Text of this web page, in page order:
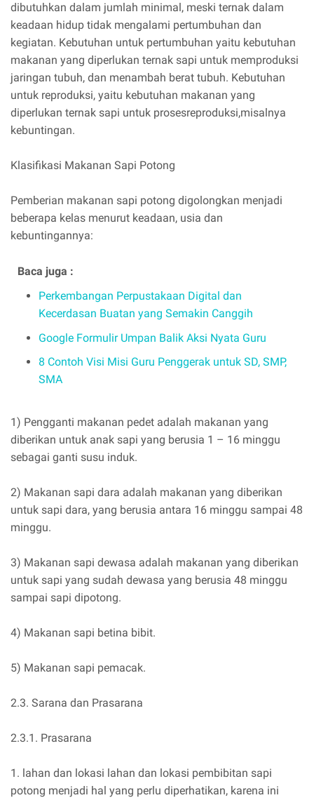
dibutuhkan dalam jumlah minimal, meski ternak dalam
keadaan hidup tidak mengalami pertumbuhan dan
kegiatan. Kebutuhan untuk pertumbuhan yaitu kebutuhan
makanan yang diperlukan ternak sapi untuk memproduksi
jaringan tubuh, dan menambah berat tubuh. Kebutuhan
untuk reproduksi, yaitu kebutuhan makanan yang
diperlukan ternak sapi untuk prosesreproduksi,misalnya
kebuntingan.
Klasifikasi Makanan Sapi Potong
Pemberian makanan sapi potong digolongkan menjadi
beberapa kelas menurut keadaan, usia dan
kebuntingannya:
Baca juga :
Perkembangan Perpustakaan Digital dan
Kecerdasan Buatan yang Semakin Canggih
Google Formulir Umpan Balik Aksi Nyata Guru
8 Contoh Visi Misi Guru Penggerak untuk SD, SMP,
SMA
1) Pengganti makanan pedet adalah makanan yang
diberikan untuk anak sapi yang berusia 1 – 16 minggu
sebagai ganti susu induk.
2) Makanan sapi dara adalah makanan yang diberikan
untuk sapi dara, yang berusia antara 16 minggu sampai 48
minggu.
3) Makanan sapi dewasa adalah makanan yang diberikan
untuk sapi yang sudah dewasa yang berusia 48 minggu
sampai sapi dipotong.
4) Makanan sapi betina bibit.
5) Makanan sapi pemacak.
2.3. Sarana dan Prasarana
2.3.1. Prasarana
1. lahan dan lokasi lahan dan lokasi pembibitan sapi
potong menjadi hal yang perlu diperhatikan, karena ini